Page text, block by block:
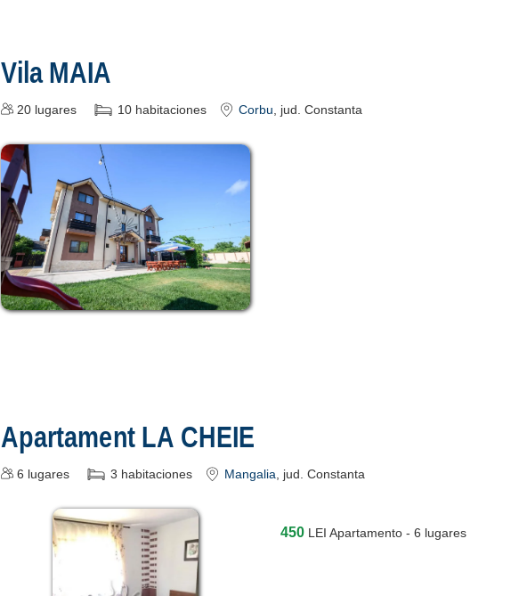
Vila MAIA
20 lugares 10 habitaciones Corbu , jud. Constanta
Apartament LA CHEIE
6 lugares 3 habitaciones Mangalia , jud. Constanta
450 LEI Apartamento - 6 lugares